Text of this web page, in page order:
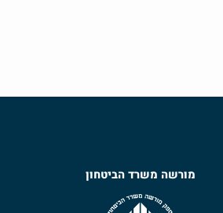
מורשה משרד הביטחון